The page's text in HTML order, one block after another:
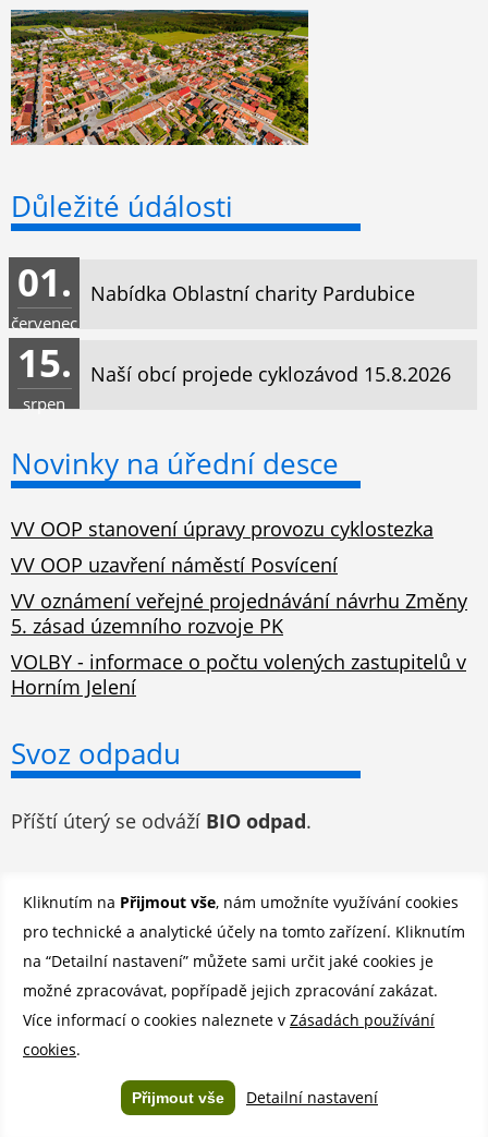
Důležité údálosti
Nabídka Oblastní charity Pardubice
01.
červenec
Naší obcí projede cyklozávod 15.8.2026
15.
srpen
Novinky na úřední desce
VV OOP stanovení úpravy provozu cyklostezka
VV OOP uzavření náměstí Posvícení
VV oznámení veřejné projednávání návrhu Změny
5. zásad územního rozvoje PK
VOLBY - informace o počtu volených zastupitelů v
Horním Jelení
Svoz odpadu
Příští úterý se odváží BIO odpad.
Odběr novinek e-mailem
Registrovat se můžete ZDE.
Město Horní Jelení 2026 |Mapa stránek|Povinně zveřejňované
informace|
YouCan.cz
Kliknutím na Přijmout vše, nám umožníte využívání cookies
pro technické a analytické účely na tomto zařízení. Kliknutím
na “Detailní nastavení” můžete sami určit jaké cookies je
možné zpracovávat, popřípadě jejich zpracování zakázat.
Více informací o cookies naleznete v Zásadách používání
cookies.
Přijmout vše Detailní nastavení